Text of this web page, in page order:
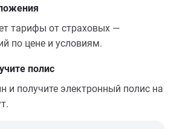
тарифы от страховых —
по цене и условиям.
полис
и получите электронный полис на